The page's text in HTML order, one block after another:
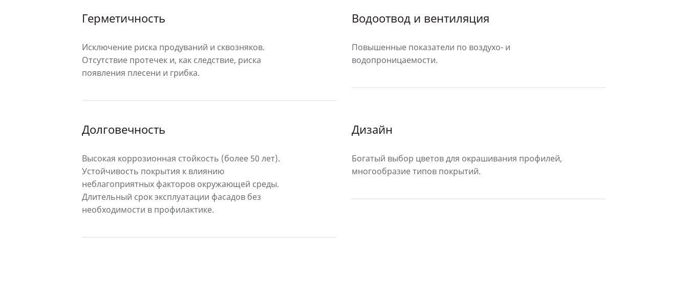
Герметичность
Исключение риска продуваний и сквозняков.
Отсутствие протечек и, как следствие, риска
появления плесени и грибка.
Водоотвод и вентиляция
Повышенные показатели по воздухо- и
водопроницаемости.
Долговечность
Высокая коррозионная стойкость (более 50 лет).
Устойчивость покрытия к влиянию
неблагоприятных факторов окружающей среды.
Длительный срок эксплуатации фасадов без
необходимости в профилактике.
Дизайн
Богатый выбор цветов для окрашивания профилей,
многообразие типов покрытий.